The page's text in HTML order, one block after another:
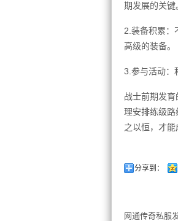
期发展的关键
2.装备积累：
高级的装备。
3.参与活动：
战士前期发
理安排练级
之以恒，才能
分享到：
网通传奇私服